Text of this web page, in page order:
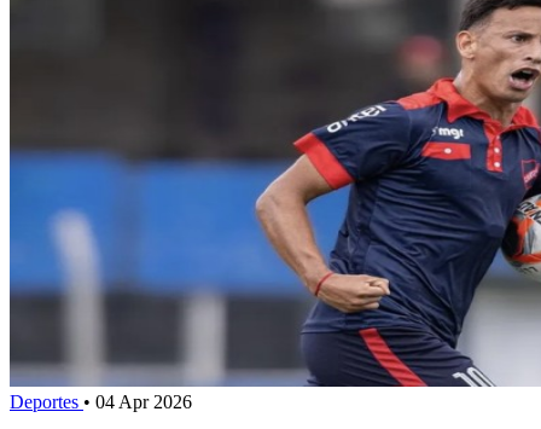
Deportes • 04 Apr 2026